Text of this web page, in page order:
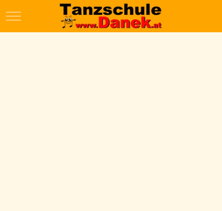
Mobile Menu Toggle